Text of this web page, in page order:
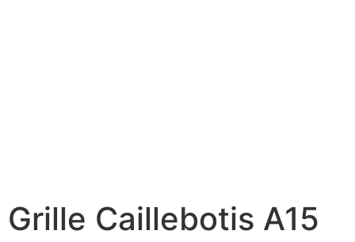
Grille Caillebotis A15